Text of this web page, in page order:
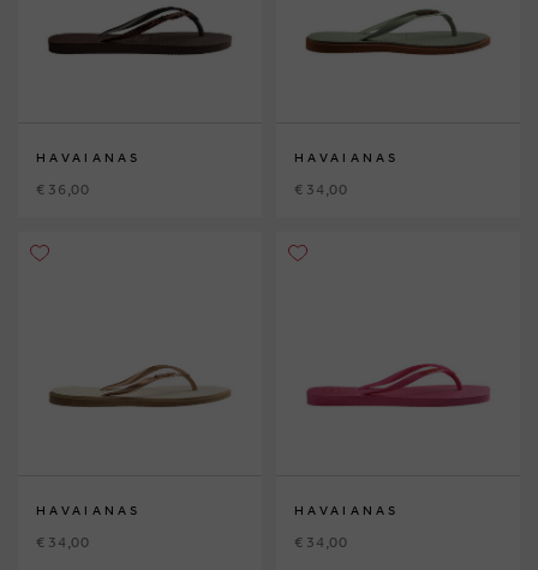
HAVAIANAS
€ 36,00
HAVAIANAS
€ 34,00
HAVAIANAS
€ 34,00
HAVAIANAS
€ 34,00